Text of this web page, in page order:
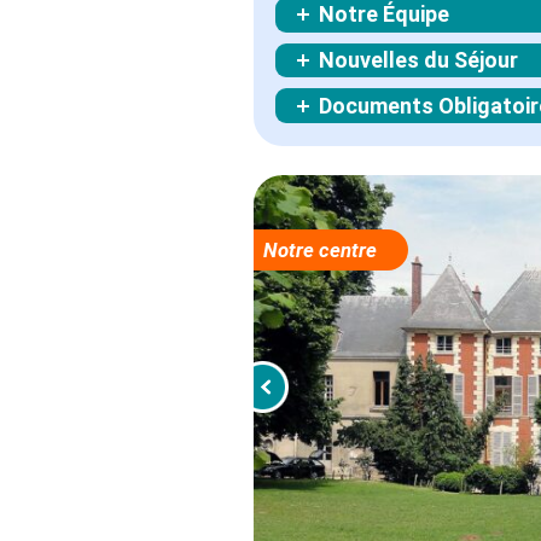
Notre Équipe
Nouvelles du Séjour
Documents
Notre centre